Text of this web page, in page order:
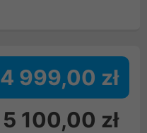
4 999,00 zł
5 100,00 zł